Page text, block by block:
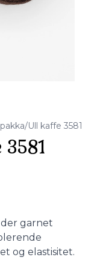
Ull kaffe 3581
garnet
og elastisitet.